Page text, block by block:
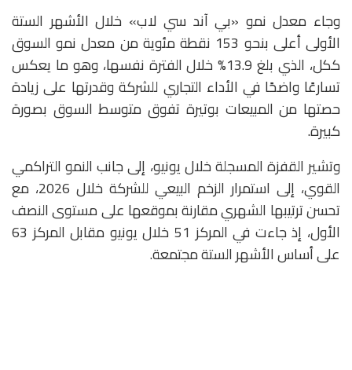
وجاء معدل نمو «بي آند سي لاب» خلال الأشهر الستة
الأولى أعلى بنحو 153 نقطة مئوية من معدل نمو السوق
ككل، الذي بلغ 13.9% خلال الفترة نفسها، وهو ما يعكس
تسارعًا واضحًا في الأداء التجاري للشركة وقدرتها على زيادة
حصتها من المبيعات بوتيرة تفوق متوسط السوق بصورة
كبيرة.
وتشير القفزة المسجلة خلال يونيو، إلى جانب النمو التراكمي
القوي، إلى استمرار الزخم البيعي للشركة خلال 2026، مع
تحسن ترتيبها الشهري مقارنة بموقعها على مستوى النصف
الأول، إذ جاءت في المركز 51 خلال يونيو مقابل المركز 63
على أساس الأشهر الستة مجتمعة.